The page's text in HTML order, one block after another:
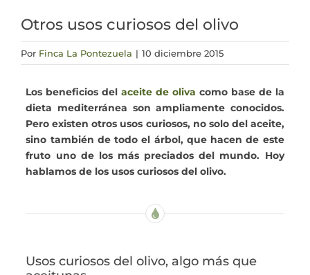
Otros usos curiosos del olivo
Por Finca La Pontezuela | 10 diciembre 2015
Los beneficios delaceite de oliva como base de la
dieta mediterránea son ampliamente conocidos.
Pero existen otros usos curiosos, no solo del aceite,
sino también de todo el árbol, que hacen de este
fruto uno de los más preciados del mundo. Hoy
hablamos de los usos curiosos del olivo.
Usos curiosos del olivo, algo más que